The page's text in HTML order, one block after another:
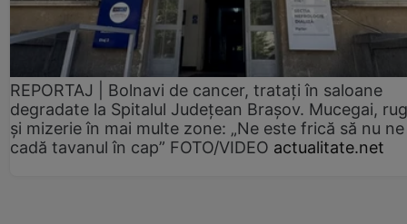
REPORTAJ | Bolnavi de cancer, tratați în saloane
degradate la Spitalul Județean Brașov. Mucegai,
și mizerie în mai multe zone: „Ne este frică să nu ne
cadă tavanul în cap” FOTO/VIDEO actualitate.net